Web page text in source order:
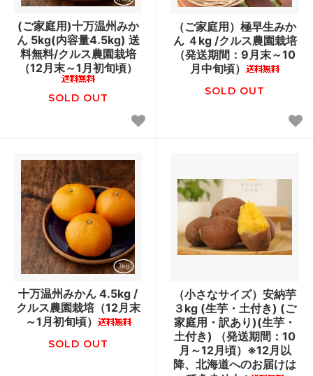
(ご家庭用)十万温州みか
ん 5kg(内容量4.5kg) 送
料無料/クルス農園栽培
（12月末～1月初旬頃）
SOLD OUT
（ご家庭用）極早生みか
ん ４kg /クルス農園栽培
（発送期間：9月末～10
月中旬頃）
SOLD OUT
十万温州みかん 4.5kg /
クルス農園栽培（12月末
～1月初旬頃）
SOLD OUT
（小さなサイズ）安納芋
３kg (生芋・土付き) (ご
家庭用・訳あり)(生芋・
土付き) （発送期間：10
月～12月頃）※12月以
降、北海道へのお届けは